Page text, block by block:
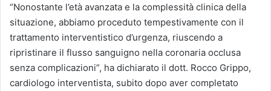
“Nonostante l’età avanzata e la complessità clinica della
situazione, abbiamo proceduto tempestivamente con il
trattamento interventistico d’urgenza, riuscendo a
ripristinare il flusso sanguigno nella coronaria occlusa
senza complicazioni”, ha dichiarato il dott. Rocco Grippo,
cardiologo interventista, subito dopo aver completato